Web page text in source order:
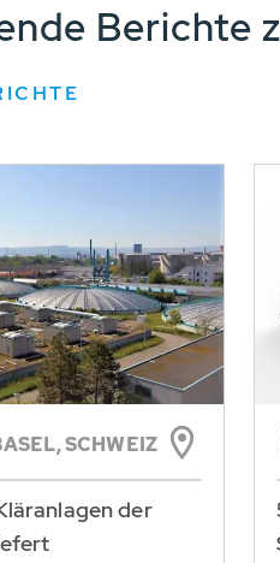
Berichte
SCHWEIZ
der